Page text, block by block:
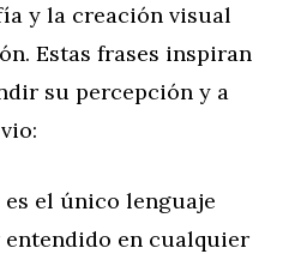
y la creación visual
Estas frases inspiran
su percepción y a
el único lenguaje
entendido en cualquier